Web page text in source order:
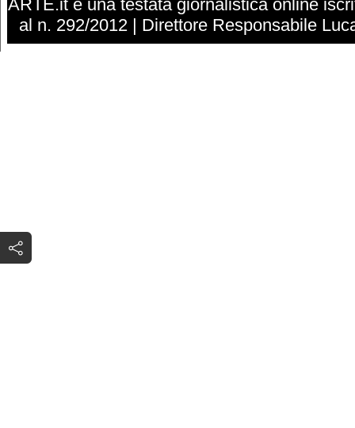
ARTE.it è una testata giornalistica online
al n. 292/2012 | Direttore Responsabile